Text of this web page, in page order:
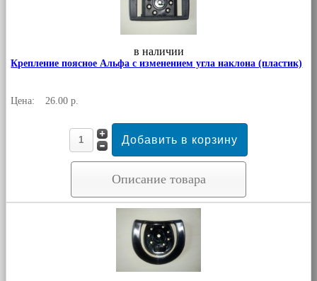
в наличии
Крепление поясное Альфа с изменением угла наклона (пластик)
Цена: 26.00 р.
Описание товара